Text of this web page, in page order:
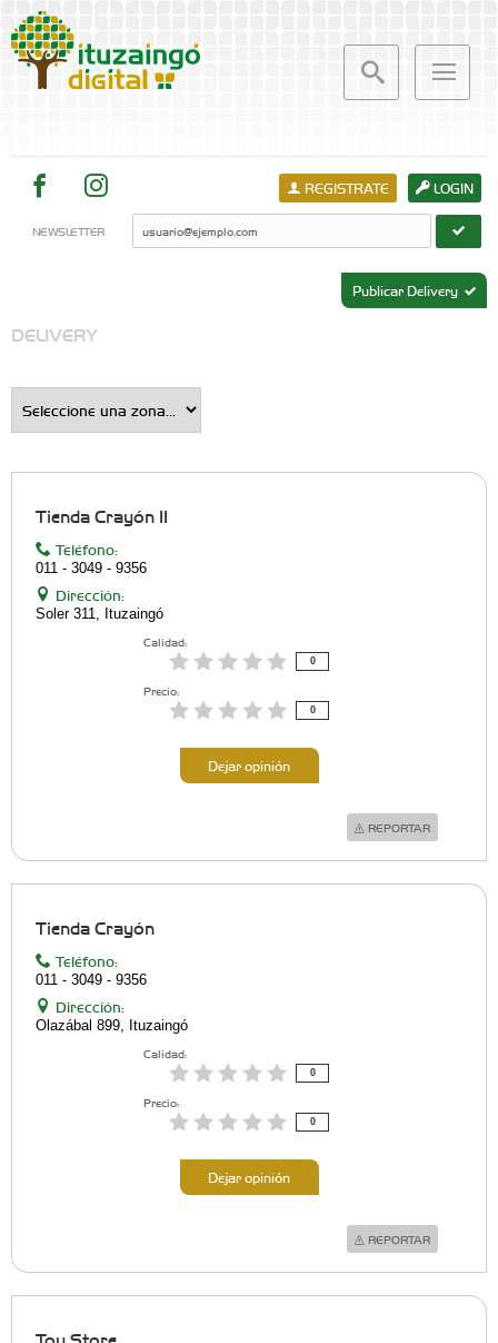
LOGIN
REGISTRATE
NEWSLETTER
Publicar Delivery
DELIVERY
Tienda Crayón II
Teléfono:
011 - 3049 - 9356
Dirección:
Soler 311, Ituzaingó
Calidad:
0
Precio:
0
Dejar opinión
REPORTAR
Tienda Crayón
Teléfono:
011 - 3049 - 9356
Dirección:
Olazábal 899, Ituzaingó
Calidad:
0
Precio:
0
Dejar opinión
REPORTAR
Toy Store